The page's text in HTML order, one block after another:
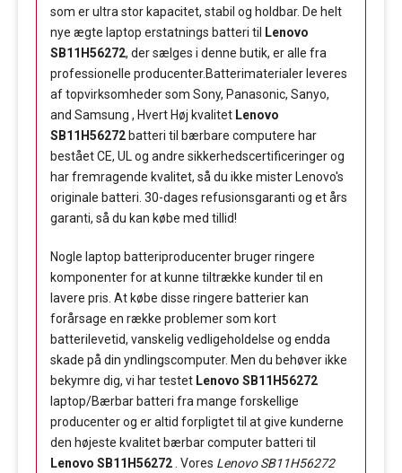
som er ultra stor kapacitet, stabil og holdbar. De helt
nye ægte laptop erstatnings batteri til
Lenovo
SB11H56272, der sælges i denne butik, er alle fra
professionelle producenter.Batterimaterialer leveres
af topvirksomheder som Sony, Panasonic, Sanyo,
and Samsung , Hvert Høj kvalitet Lenovo
SB11H56272 batteri til bærbare computere har
bestået CE, UL og andre sikkerhedscertificeringer og
har fremragende kvalitet, så du ikke mister Lenovo's
originale batteri. 30-dages refusionsgaranti og et års
garanti, så du kan købe med tillid!
Nogle laptop batteriproducenter bruger ringere
komponenter for at kunne tiltrække kunder til en
lavere pris. At købe disse ringere batterier kan
forårsage en række problemer som kort
batterilevetid, vanskelig vedligeholdelse og endda
skade på din yndlingscomputer. Men du behøver ikke
bekymre dig, vi har testet Lenovo SB11H56272
laptop/Bærbar batteri fra mange forskellige
producenter og er altid forpligtet til at give kunderne
den højeste kvalitet bærbar computer batteri til
Lenovo SB11H56272 . Vores Lenovo SB11H56272